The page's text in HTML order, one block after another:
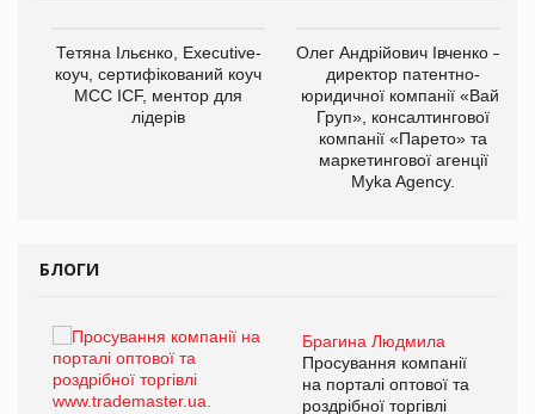
Тетяна Ільєнко, Executive-
коуч, сертифікований коуч
МСС ICF, ментор для
лідерів
Олег Андрійович Івченко —
директор патентно-
юридичної компанії «Вайз
Груп», консалтингової
компанії «Парето» та
маркетингової агенції
Myka Agency.
БЛОГИ
Брагина Людмила
Просування компанії
на порталі оптової та
роздрібної торгівлі